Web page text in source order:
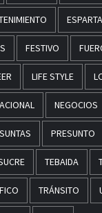
FESTIVO
LIFE STYLE
NEGOCIOS
PRESUNTO
TEBAIDA
TRÁNSITO